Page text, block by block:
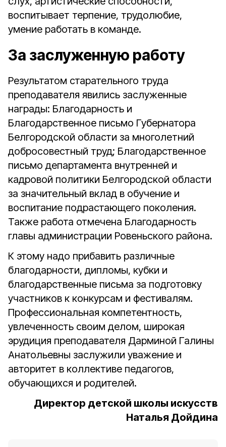
воспитывает терпение, трудолюбие,
умение работать в команде.
За заслуженную работу
Результатом старательного труда
преподавателя явились заслуженные
награды: Благодарность и
Благодарственное письмо Губернатора
Белгородской области за многолетний
добросовестный труд; Благодарственное
письмо департамента внутренней и
кадровой политики Белгородской области
за значительный вклад в обучение и
воспитание подрастающего поколения.
Также работа отмечена Благодарность
главы администрации Ровеньского района.
К этому надо прибавить различные
благодарности, дипломы, кубки и
благодарственные письма за подготовку
участников к конкурсам и фестивалям.
Профессиональная компетентность,
увлеченность своим делом, широкая
эрудиция преподавателя Дарминой Галины
Анатольевны заслужили уважение и
авторитет в коллективе педагогов,
обучающихся и родителей.
Директор детской школы искусств
Наталья Дойдина